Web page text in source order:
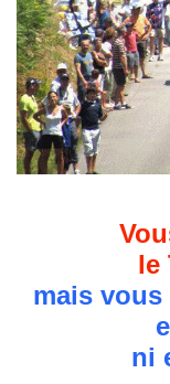
le
mais
ni